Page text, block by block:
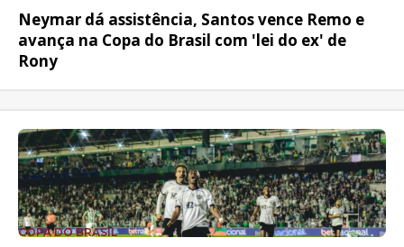
Neymar dá assistência, Santos vence Remo e
avança na Copa do Brasil com 'lei do ex' de
Rony
COPA DO BRASIL